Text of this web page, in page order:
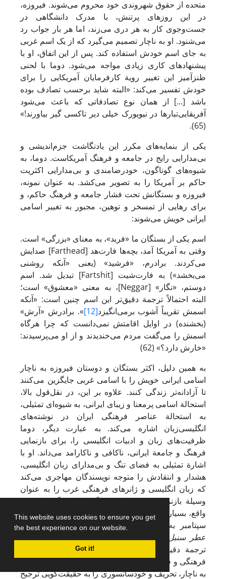
This website uses cookies to ensure you get
the best experience on our website.
Got it!
متحده از حقوق شهروندی خود محروم می‌شوند. فیروزه،
در این روزهای پرتنش، با مدرک دانشگاهی در
جست‌وجوی کار به هر دری می‌زند، اما هر بار جواب رد
می‌شنود. او به ناچار تصمیم می‌گیرد که از یک اسم غربی
به جای اسم خودش استفاده کند. پس از این اتفاق، او با
پیشنهادهای کاری زیادی مواجه می‌شود. دوما با لحنی
طنزآمیز این تغییر رویة کارفرمایان آمریکایی را برای
خودش تفسیر می‌کند: «البته شاید برحسب تصادف بوده
باشد [...] از همان نوع تصادفاتی که باعث می‌شود
آفریقایی‌تبارها در نیویورک خیلی دیر تاکسی گیر بیاورند!»
(65).
یکی از بنمایه‌های مکرر این یادنگاشت جزم‌اندیشی و
بی‌مدارایی رایج در جامعه و فرهنگ آمریکاست. دوما، به
شیوه‌های گوناگون، خودرضامندی و بی‌مدارایی اکثریت
حاکم بر آمریکا را به تصویر می‌کشد. به عنوان نمونه،
فیروزه و بستگانش تحت فشار جامعه و فرهنگ حاکم، و
برای رهایی از تمسخر و توهین، مجبور به تغییر اسامی
ایرانی خویش می‌شوند:
اسم یکی از بستگان ما «فربد»، به معنای «بزرگی» است.
وقتی به آمریکا آمد، بچه‌ها فارت‌هد [Farthead] صدایش
می‌کردند. برادرم، «فرشید» (یعنی «آنکه روشنی
می‌بخشد») به فارت‌شیت [Fartshit] تبدیل شد. اسم
دوستم، «نگار» [Neggar]، به معنی «معشوق» است؛
البته احتمالاً ترجمة دقیق‌تر این اسم چنین است: «آنکه
اسمش تقریباً آشوب برمی‌انگیزد[12]
». برادرش «آرش»
(بخشنده) در اوایل اقامتش نمی‌دانست که چرا هرگاه
اسمش را می‌گفت مردم می‌خندیدند و از او می‌پرسیدند:
«خارش دارد؟» (62)
به همین دلیل، اکثر بستگان و دوستان فیروزه به ناچار
اسامی ایرانی خویش را با اسامی غربی جایگزین می‌کنند
تا آزادانه‌تر زندگی کنند. علاوه بر این، در نقل‌قول بالا،
استحالة اسامی پرمعنا و زیبای ایرانی، به شیوه‌ای تمثیلی،
به استحالة عناصر فرهنگی ایران در نوشته‌های
انگلیسی‌زبان اشاره می‌کند. به عبارت دیگر، دوما
ظرفیت‌های زبان و ادبیات انگلیسی را، برای بازنمایی
فرهنگ و جامعة ایرانی، ناکافی و ناکارامد می‌داند. او با
اشارة تمثیلی به فضای تنگ و بی‌مدارای زبان انگلیسی،
هشدار و انتقادش را متوجه نویسندگان مهاجری می‌کند
که زبان انگلیسی و ژانرهای فرهنگی غرب را به عنوان
وسیلة بازنمایی و ترجمان فرهنگ ایران برگزیده‌اند. در
واقع، بسیاری از زنان مهاجر ایرانی که در دورة بعد از 11
سپتامبر به نویسندگی پرداخته‌اند، همانند شخصیت‌های
عطر سنبل عطر کاج
ترجمة دقیق عناصر فرهنگی ایران، تسلیم اقتضائات
فرهنگی و فشار جو تبلیغاتی و رسانه‌ای حاکم می‌شوند و،
به ناچار، تحریف و خودسانسوری را به حقیقت‌گویی ترجیح